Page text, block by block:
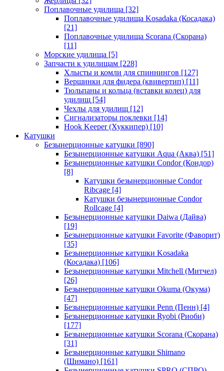
Поплавочные удилища [32]
Поплавочные удилища Kosadaka (Косадака)
[21]
Поплавочные удилища Scorana (Скорана)
[11]
Морские удилища [5]
Запчасти к удилищам [228]
Хлысты и комли для спиннингов [127]
Вершинки для фидера (квивертип) [11]
Тюльпаны и кольца (вставки колец) для
удилищ [54]
Чехлы для удилищ [12]
Сигнализаторы поклевки [14]
Hook Keeper (Хуккипер) [10]
Катушки
Безынерционные катушки [890]
Безынерционные катушки Aqua (Аква) [51]
Безынерционные катушки Condor (Кондор)
[8]
Катушки безынерционные Condor
Ribcage [4]
Катушки безынерционные Condor
Rollcage [4]
Безынерционные катушки Daiwa (Дайва)
[19]
Безынерционные катушки Favorite (Фаворит)
[35]
Безынерционные катушки Kosadaka
(Косадака) [106]
Безынерционные катушки Mitchell (Митчел)
[26]
Безынерционные катушки Okuma (Окума)
[47]
Безынерционные катушки Penn (Пенн) [4]
Безынерционные катушки Ryobi (Риоби)
[177]
Безынерционные катушки Scorana (Скорана)
[31]
Безынерционные катушки Shimano
(Шимано) [161]